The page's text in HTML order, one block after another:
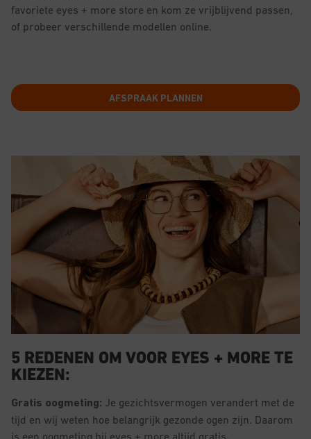
favoriete eyes + more store en kom ze vrijblijvend passen,
of probeer verschillende modellen online.
AFSPRAAK PLANNEN
5 REDENEN OM VOOR EYES + MORE TE
KIEZEN:
Gratis oogmeting: Je gezichtsvermogen verandert met de
tijd en wij weten hoe belangrijk gezonde ogen zijn. Daarom
is een oogmeting bij eyes + more altijd gratis.